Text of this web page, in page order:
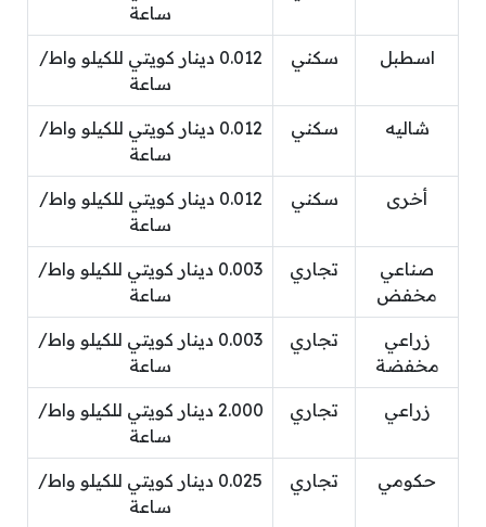
ساعة
اسطبل سكني
0.012 دينار كويتي للكيلو واط/
ساعة
شاليه سكني
0.012 دينار كويتي للكيلو واط/
ساعة
أخرى سكني
0.012 دينار كويتي للكيلو واط/
ساعة
صناعي
مخفض
تجاري
0.003 دينار كويتي للكيلو واط/
ساعة
زراعي
مخفضة
تجاري
0.003 دينار كويتي للكيلو واط/
ساعة
زراعي تجاري
2.000 دينار كويتي للكيلو واط/
ساعة
حكومي تجاري
0.025 دينار كويتي للكيلو واط/
ساعة